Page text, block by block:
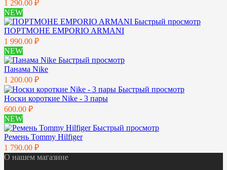
1 290.00 ₽
NEW
Быстрый просмотр
ПОРТМОНЕ EMPORIO ARMANI
1 990.00 ₽
NEW
Быстрый просмотр
Панама Nike
1 200.00 ₽
Быстрый просмотр
Носки короткие Nike - 3 пары
600.00 ₽
NEW
Быстрый просмотр
Ремень Tommy Hilfiger
1 790.00 ₽
О нашем магазине